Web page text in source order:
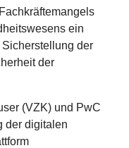
ein
der
der
(VZK) und PwC
der digitalen